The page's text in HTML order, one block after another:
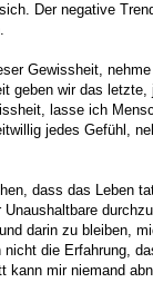
Der negative
Gewissheit,
geben wir das
lasse ich
jedes Gefühl,
dass das Leben
darin zu bleiben,
die Erfahrung,
kann mir niemand